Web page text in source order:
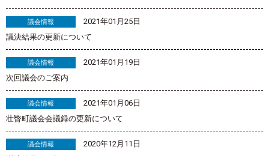
議会情報
2021年01月25日
議決結果の更新について
議会情報
2021年01月19日
次回議会のご案内
議会情報
2021年01月06日
壮瞥町議会会議録の更新について
議会情報
2020年12月11日